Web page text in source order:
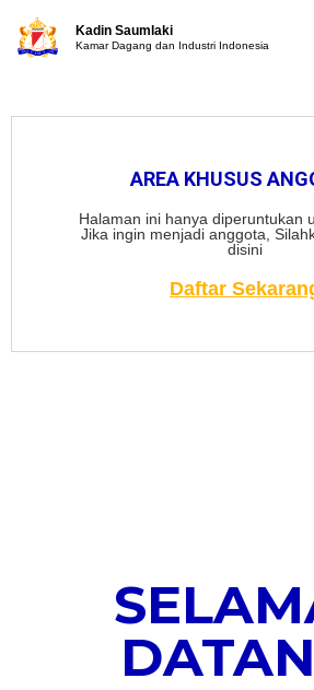
Kadin Saumlaki
Kamar Dagang dan Industri Indonesia
AREA KHUSUS
Halaman ini hanya diperuntukan
Jika ingin menjadi anggota,
disini
Daftar